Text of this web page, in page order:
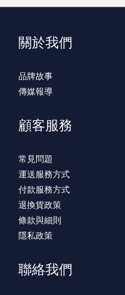
關於我們
品牌故事
傳媒報導
顧客服務
常見問題
運送服務方式
付款服務方式
退換貨政策
條款與細則
隱私政策
聯絡我們